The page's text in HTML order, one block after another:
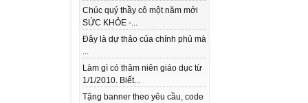
Chúc quý thầy cô một năm mới
SỨC KHỎE -...
Đây là dự thảo của chính phủ mà
...
Làm gì có thâm niên giáo dục từ
1/1/2010. Biết...
Tặng banner theo yêu cầu, code